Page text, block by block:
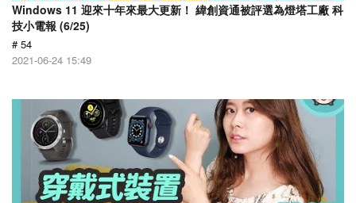
Windows 11 迎來十年來最大更新！ 緯創資通被評選為燈塔工廠 科
技小電報 (6/25)
# 54
2021-06-24 15:49